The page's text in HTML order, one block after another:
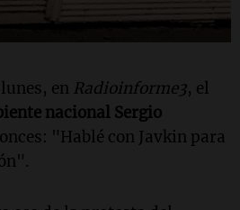
en Radioinforme3, el
nacional Sergio
"Hablé con Javkin para